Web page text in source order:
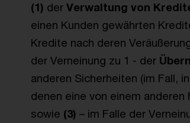
(1) der Verwaltung von
einen Kunden gewährten
Kredite nach deren
der Verneinung zu 1 - der
anderen Sicherheiten (im Fall,
denen eine von einem
sowie (3) – im Falle der